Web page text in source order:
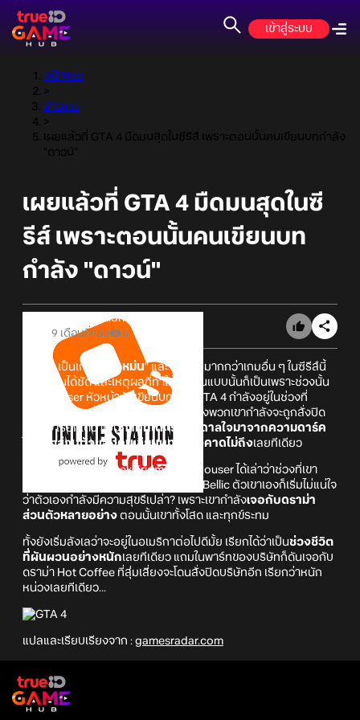
เข้าสู่ระบบ
หน้าแรก
>
ข่าวเกม
>
เผยแล้วที่ GTA 4 มืดมนสุดในซีรีส์ เพราะตอนนั้นคนเขียนบทกำลัง
"ดาวน์"
เผยแล้วที่ GTA 4 มืดมนสุดในซี
รีส์ เพราะตอนนั้นคนเขียนบท
กำลัง "ดาวน์"
Online Station
9 เดือนที่แล้ว
6
GTA 4เป็นเกมที่ " มืดหม่น" และ "
" มากกว่าเกมอื่น ๆ ในซีรีส์นี้
อย่างเห็นได้ชัด และเหตุผลที่ทำให้มันเป็นแบบนั้นก็เป็นเพราะช่วงนั้น
Dan Houser หัวหน้านักเขียนบทของ GTA 4 กำลังอยู่ในช่วงที่
ประสบกับดราม่า และกังวลว่าบริษัทของพวกเขากำลังจะถูกสั่งปิด
นั่นเอง เรียกได้ว่าเป็น ภาคที่ได้แรงบันดาลใจมาจากความดาร์ค
ในชีวิตส่วนตัวของคนเขียนบทอย่างคาดไม่ถึงเลยทีเดียว
โดยจากพอดแคสต์ Lex Fridman ตัว Houser ได้เล่าว่าช่วงที่เขา
กำลังเขียนเนื้อเรื่องของตัวละคร Niko Bellic ตัวเขาเองก็เริ่มไม่แน่ใจ
ว่าตัวเองกำลังมีความสุขรึเปล่า? เพราะเขากำลังเจอกับดราม่า
ส่วนตัวหลายอย่าง ตอนนั้นเขาทั้งโสด และทุกข์ระทม
ทั้งยังเริ่มลังเลว่าจะอยู่ในอเมริกาต่อไปดีมั้ย เรียกได้ว่าเป็นช่วงชีวิต
ที่ผันผวนอย่างหนักเลยทีเดียว แถมในพาร์ทของบริษัทก็ดันเจอกับ
ดราม่า Hot Coffee ที่สุ่มเสี่ยงจะโดนสั่งปิดบริษัทอีก เรียกว่าหนัก
หน่วงเลยทีเดียว...
แปลและเรียบเรียงจาก : gamesradar.com